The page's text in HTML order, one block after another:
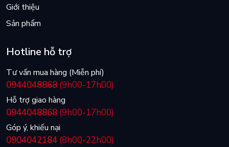
Giới thiệu
Sản phẩm
Hotline hỗ trợ
Tư vấn mua hàng (Miễn phí)
0944048868 (9h00-17h00)
Hỗ trợ giao hàng
0944048868 (9h00-17h00)
Góp ý, khiếu nại
0904042184 (8h00-22h00)